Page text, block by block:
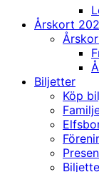
Årskort
Biljetter
Köp